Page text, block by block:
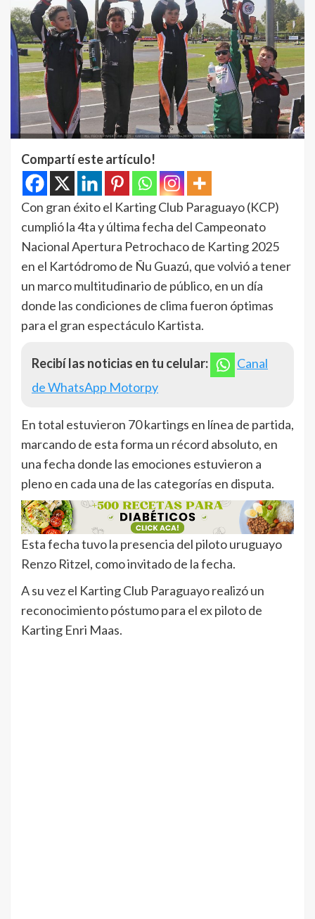
Compartí este artículo!
Con gran éxito el Karting Club Paraguayo (KCP)
cumplió la 4ta y última fecha del Campeonato
Nacional Apertura Petrochaco de Karting 2025
en el Kartódromo de Ñu Guazú, que volvió a tener
un marco multitudinario de público, en un día
donde las condiciones de clima fueron óptimas
para el gran espectáculo Kartista.
Recibí las noticias en tu celular:
Canal
de WhatsApp Motorpy
En total estuvieron 70 kartings en línea de partida,
marcando de esta forma un récord absoluto, en
una fecha donde las emociones estuvieron a
pleno en cada una de las categorías en disputa.
Esta fecha tuvo la presencia del piloto uruguayo
Renzo Ritzel, como invitado de la fecha.
A su vez el Karting Club Paraguayo realizó un
reconocimiento póstumo para el ex piloto de
Karting Enri Maas.